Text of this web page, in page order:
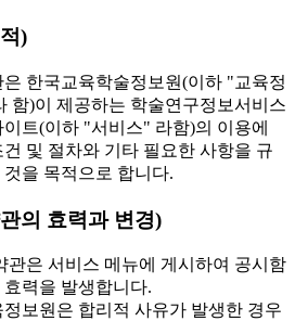
)
은 한국교육학술정보원(이하 "교육정
함)이 제공하는 학술연구정보서비스
이트(이하 "서비스" 라함)의 이용에
건 및 절차와 기타 필요한 사항을 규
것을 목적으로 합니다.
의 효력과 변경)
은 서비스 메뉴에 게시하여 공시함
효력을 발생합니다.
보원은 합리적 사유가 발생한 경우